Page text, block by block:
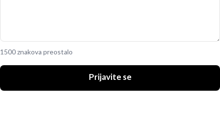
1500 znakova preostalo
Prijavite se